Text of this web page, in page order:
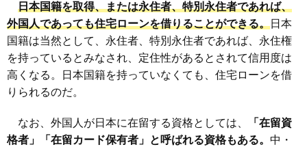
日本国籍を取得、または永住者、特別永住者であれば、
外国人であっても住宅ローンを借りることができる。日本
国籍は当然として、永住者、特別永住者であれば、永住権
を持っているとみなされ、定住性があるとされて信用度は
高くなる。日本国籍を持っていなくても、住宅ローンを借
りられるのだ。
なお、外国人が日本に在留する資格としては、
「在留資
格者」「在留カード保有者」と呼ばれる資格もある。 中・